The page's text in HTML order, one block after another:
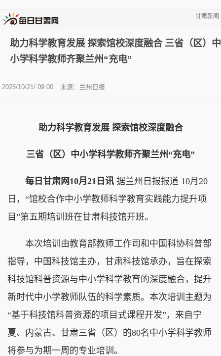
甘肃新闻
助力科学教育发展 探索馆校深度融合 三省（区）中
小学科学教师齐聚兰州“充电”
2025/10/21/ 09:00 来源：兰州日报
助力科学教育发展 探索馆校深度融合
三省（区）中小学科学教师齐聚兰州“充电”
每日甘肃网10月21日讯 据兰州日报报道 10月20
日，“馆校合作中小学教师科学教育实践能力提升项
目”第五期培训班在甘肃科技馆开班。
本次培训由教育部教师工作司和中国科协科普部
指导，中国科技馆主办，甘肃科技馆承办，旨在探索
科技馆科普资源与中小学科学教育的深度融合，提升
新时代中小学教师队伍的科学素质。本次培训主题为
“基于科技馆科普资源的项目式课程开发”，来自宁
夏、内蒙古、甘肃三省（区）的80名中小学科学教师
将参与为期一周的专业培训。